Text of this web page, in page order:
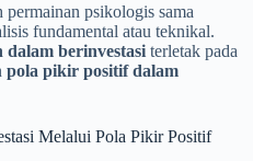
psikologis sama
fundamental atau teknikal.
dalam berinvestasi terletak pada
pola pikir positif dalam
Melalui Pola Pikir Positif